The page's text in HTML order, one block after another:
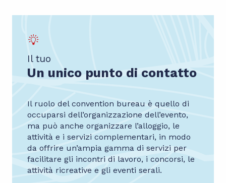
Scoprire la Val d'Isère
Il tuo
Un unico punto di contatto
Il ruolo del convention bureau è quello di
occuparsi dell’organizzazione dell’evento,
ma può anche organizzare l’alloggio, le
attività e i servizi complementari, in modo
da offrire un’ampia gamma di servizi per
facilitare gli incontri di lavoro, i concorsi, le
attività ricreative e gli eventi serali.